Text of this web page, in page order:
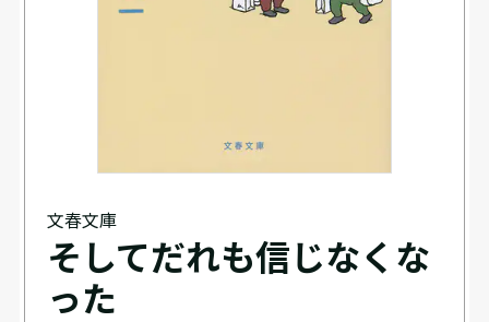
文春文庫
そしてだれも信じなくな
った